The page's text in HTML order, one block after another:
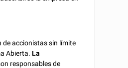
de accionistas sin límite
Abierta.La
responsables de